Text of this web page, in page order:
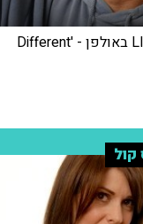
אסף אבידן LIVE באולפן - 'Different
קול